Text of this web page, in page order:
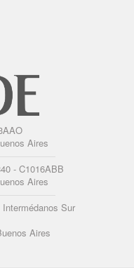
Aires
- C1016ABB
Aires
Sur
Aires